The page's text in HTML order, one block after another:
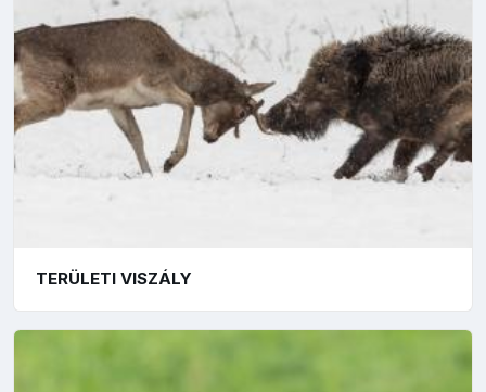
TERÜLETI VISZÁLY